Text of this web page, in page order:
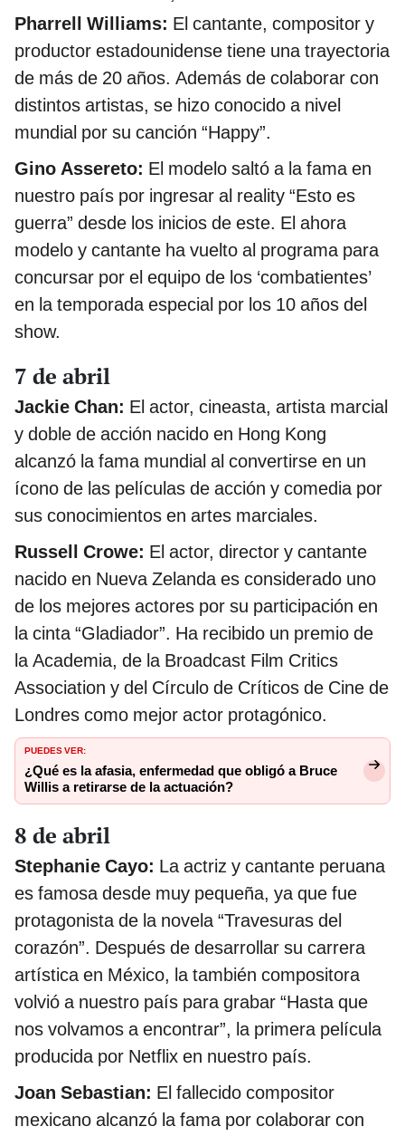
Pharrell Williams: El cantante, compositor y
productor estadounidense tiene una trayectoria
de más de 20 años. Además de colaborar con
distintos artistas, se hizo conocido a nivel
mundial por su canción “Happy”.
Gino Assereto: El modelo saltó a la fama en
nuestro país por ingresar al reality “Esto es
guerra” desde los inicios de este. El ahora
modelo y cantante ha vuelto al programa para
concursar por el equipo de los ‘combatientes’
en la temporada especial por los 10 años del
show.
7 de abril
Jackie Chan: El actor, cineasta, artista marcial
y doble de acción nacido en Hong Kong
alcanzó la fama mundial al convertirse en un
ícono de las películas de acción y comedia por
sus conocimientos en artes marciales.
Russell Crowe: El actor, director y cantante
nacido en Nueva Zelanda es considerado uno
de los mejores actores por su participación en
la cinta “Gladiador”. Ha recibido un premio de
la Academia, de la Broadcast Film Critics
Association y del Círculo de Críticos de Cine de
Londres como mejor actor protagónico.
PUEDES VER:
¿Qué es la afasia, enfermedad que obligó a Bruce
Willis a retirarse de la actuación?
8 de abril
Stephanie Cayo: La actriz y cantante peruana
es famosa desde muy pequeña, ya que fue
protagonista de la novela “Travesuras del
corazón”. Después de desarrollar su carrera
artística en México, la también compositora
volvió a nuestro país para grabar “Hasta que
nos volvamos a encontrar”, la primera película
producida por Netflix en nuestro país.
Joan Sebastian: El fallecido compositor
mexicano alcanzó la fama por colaborar con